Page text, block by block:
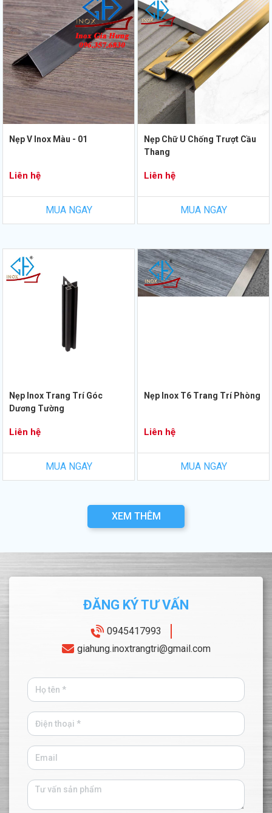
Nẹp V Inox Màu - 01
Liên hệ
MUA NGAY
Nẹp Chữ U Chống Trượt Cầu
Thang
Liên hệ
MUA NGAY
Nẹp Inox Trang Trí Góc
Dương Tường
Liên hệ
MUA NGAY
Nẹp Inox T6 Trang Trí Phòng
Liên hệ
MUA NGAY
XEM THÊM
ĐĂNG KÝ TƯ VẤN
0945417993
giahung.inoxtrangtri@gmail.com